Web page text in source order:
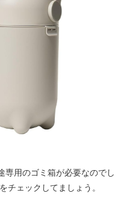
専用のゴミ箱が必要なのでし
チェックしてましょう。